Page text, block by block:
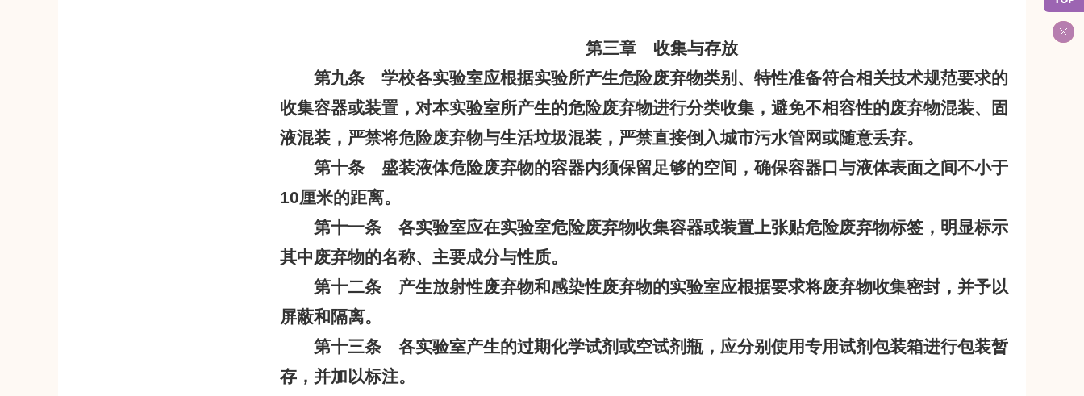
第三章 收集与存放
第九条 学校各实验室应根据实验所产生危险废弃物类别、特性准备符合相关技术规范要求的
收集容器或装置，对本实验室所产生的危险废弃物进行分类收集，避免不相容性的废弃物混装、固
液混装，严禁将危险废弃物与生活垃圾混装，严禁直接倒入城市污水管网或随意丢弃。
第十条 盛装液体危险废弃物的容器内须保留足够的空间，确保容器口与液体表面之间不小于
10厘米的距离。
第十一条 各实验室应在实验室危险废弃物收集容器或装置上张贴危险废弃物标签，明显标示
其中废弃物的名称、主要成分与性质。
第十二条 产生放射性废弃物和感染性废弃物的实验室应根据要求将废弃物收集密封，并予以
屏蔽和隔离。
第十三条 各实验室产生的过期化学试剂或空试剂瓶，应分别使用专用试剂包装箱进行包装暂
存，并加以标注。